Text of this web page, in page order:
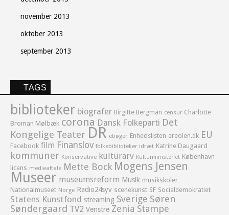
november 2013
oktober 2013
september 2013
TAGS
biblioteker biografer Birgitte Bergman censur Charlotte
Broman Mølbæk corona Dansk Folkeparti Det
Kongelige Teater DR ebøger Enhedslisten ereolen.dk EU
Facebook film Finanslov folkebiblioteker idræt Katrine Daugaard
kommuner Konservative kulturarv Kulturministeriet København
licens medieaftale Mette Bock Mogens Jensen
Museer museumsreform Musik musikskoler
Nationalmuseet Norge Radio24syv scenekunst SF Socialdemokratiet
Statens Kunstfond streaming Sverige Søren
Søndergaard TV2 Venstre Zenia Stampe